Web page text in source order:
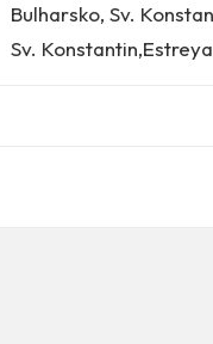
Bulharsko, Sv.
Sv.